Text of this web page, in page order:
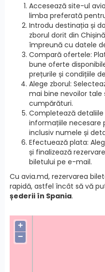
Accesează site-ul
limba preferată
Introdu destinația și
zborul dorit din
împreună cu datele
Compară ofertele:
bune oferte
prețurile și condițiile
Alege zborul:
mai bine nevoilor
cumpărături.
Completează
informațiile necesare
inclusiv numele și
Efectuează plata:
și finalizează
biletului pe e-mail.
Cu avia.md, rezervarea
rapidă, astfel încât să vă
șederii în Spania.
+
−